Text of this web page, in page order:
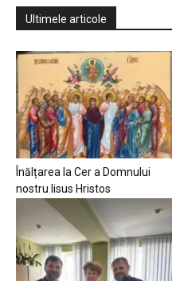
Ultimele articole
Înălțarea la Cer a Domnului
nostru Iisus Hristos